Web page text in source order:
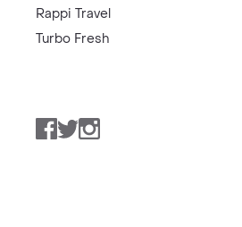
Rappi Travel
Turbo Fresh
Facebook
TwitterInstagram